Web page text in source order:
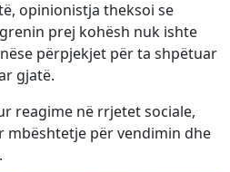
opinionistja theksoi se
prej kohësh nuk ishte
përpjekjet për ta shpëtuar
gjatë.
reagime në rrjetet sociale,
mbështetje për vendimin dhe